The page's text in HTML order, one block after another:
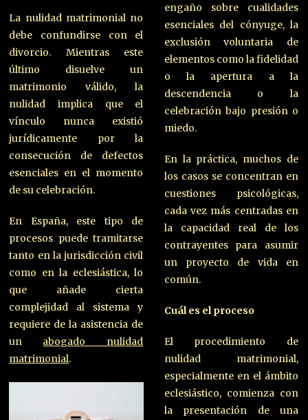
La nulidad matrimonial no
debe confundirse con el
divorcio. Mientras este
último disuelve un
matrimonio válido, la
nulidad implica que el
vínculo nunca existió
jurídicamente por la
consecución de defectos
esenciales en el momento
de su celebración.
En España, este tipo de
procesos puede tramitarse
tanto en la jurisdicción civil
como en la eclesiástica, lo
que añade cierta
complejidad al sistema y
requiere de la asistencia de
un abogado nulidad
matrimonial.
engaño sobre cualidades
esenciales del cónyuge, la
exclusión voluntaria de
elementos como la fidelidad
o la apertura a la
descendencia o la
celebración bajo presión o
miedo.
En la práctica, muchos de
los casos se concentran en
cuestiones psicológicas,
cada vez más centradas en
la capacidad real de los
contrayentes para asumir
un proyecto de vida en
común.
Cuál es el proceso
El procedimiento de
nulidad matrimonial,
especialmente en el ámbito
eclesiástico, comienza con
la presentación de una